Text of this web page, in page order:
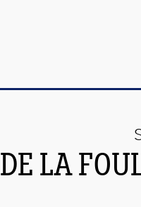
DE LA